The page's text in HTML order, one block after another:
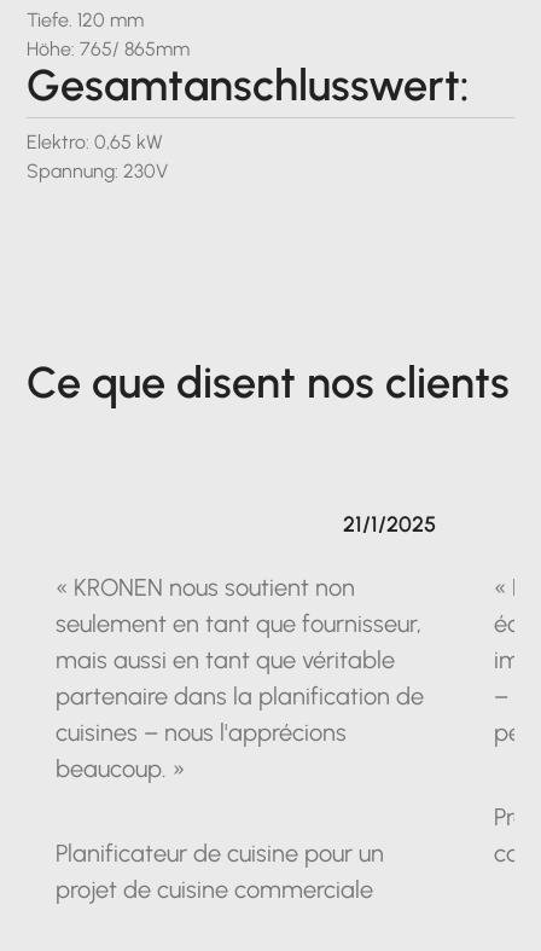
Tiefe. 120 mm
Höhe: 765/ 865mm
Gesamtanschlusswert:
Elektro: 0,65 kW
Spannung: 230V
Ce que disent nos clients
« KRONEN nous soutient non
seulement en tant que fournisseur,
mais aussi en tant que véritable
partenaire dans la planification de
cuisines – nous l'apprécions
beaucoup. »
Planificateur de cuisine pour un
projet de cuisine commerciale
21/1/2025
«
–